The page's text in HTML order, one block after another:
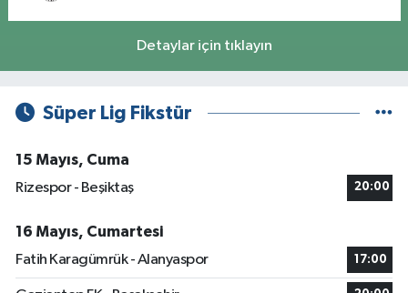
Detaylar için tıklayın
Süper Lig Fikstür
15 Mayıs, Cuma
Rizespor - Beşiktaş
20:00
16 Mayıs, Cumartesi
Fatih Karagümrük - Alanyaspor
17:00